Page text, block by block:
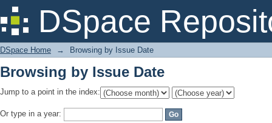
DSpace
Browsing by Issue Date
DSpace Home → Browsing by Issue Date
Browsing by Issue Date
Jump to a point in the index:
Or type in a year: